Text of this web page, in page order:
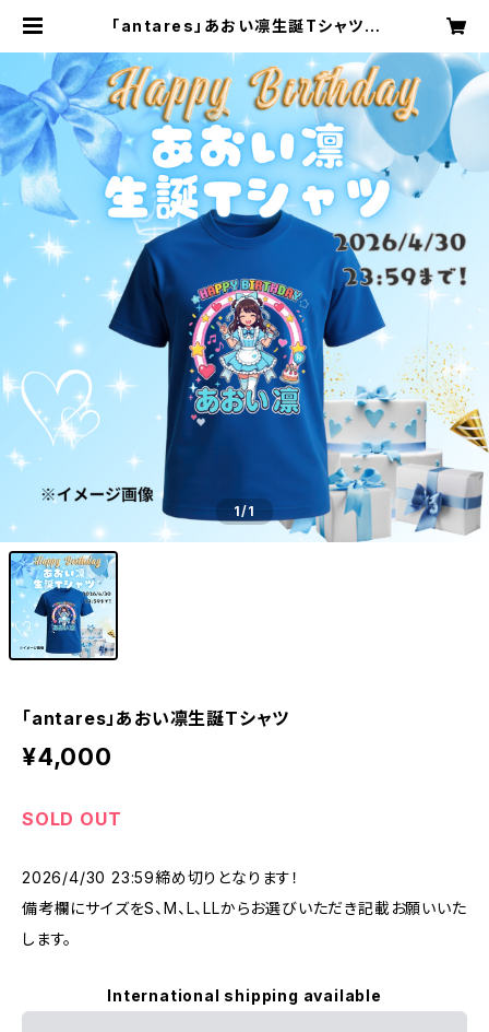
「antares」あおい凛生誕Tシャツ |
1/1
「antares」あおい凛生誕Tシャツ
¥4,000
SOLD OUT
2026/4/30 23:59締め切りとなります！
備考欄にサイズをS、M、L、LLからお選びいただき記載お願いいた
します。
International shipping available